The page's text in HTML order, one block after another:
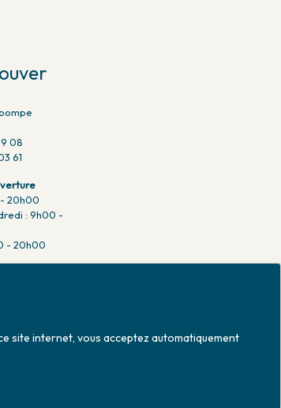
08
61
- 20h00
: 9h00 -
- 20h00
site internet, vous acceptez automatiquement